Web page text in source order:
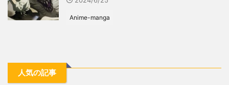
Anime-manga
人気の記事